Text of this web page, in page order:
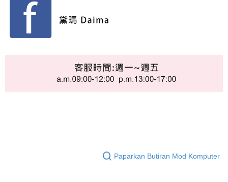
Paparkan Butiran Mod Komputer